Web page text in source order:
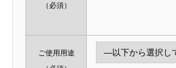
（必須）
ご使用用途